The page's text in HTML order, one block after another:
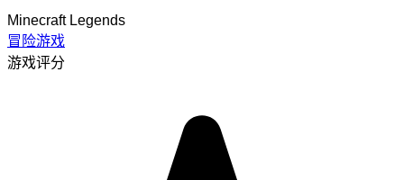
Minecraft Legends
冒险游戏
游戏评分